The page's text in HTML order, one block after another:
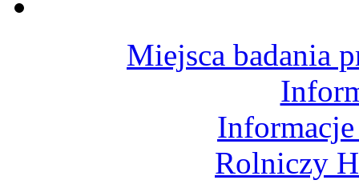
Miejsca badania
Rolniczy